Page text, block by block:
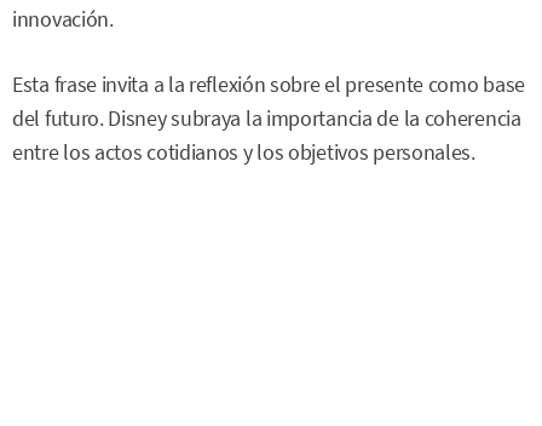
innovación.
Esta frase invita a la reflexión sobre el presente como base
del futuro. Disney subraya la importancia de la coherencia
entre los actos cotidianos y los objetivos personales.